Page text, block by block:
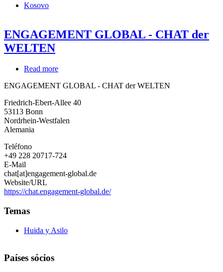
Kosovo
ENGAGEMENT GLOBAL - CHAT der
WELTEN
Read more
GLOBAL
CHAT
WELTEN
ENGAGEMENT GLOBAL - CHAT der WELTEN
Friedrich-Ebert-Allee 40
53113 Bonn
Nordrhein-Westfalen
Alemania
Teléfono
+49 228 20717-724
E-Mail
chat[at]engagement-global.de
Website/URL
https://chat.engagement-global.de/
Temas
Huida y Asilo
Países sócios